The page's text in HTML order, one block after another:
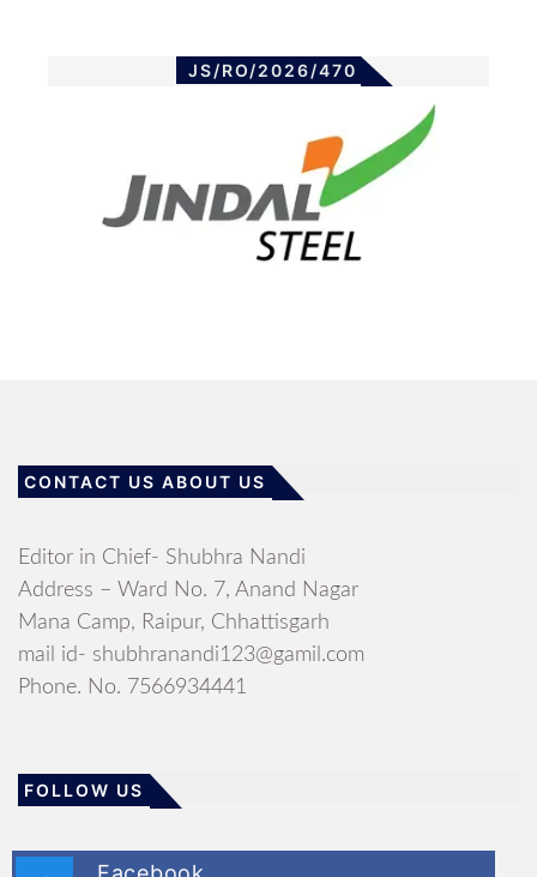
JS/RO/2026/470
CONTACT US ABOUT US
Editor in Chief- Shubhra Nandi
Address – Ward No. 7, Anand Nagar
Mana Camp, Raipur, Chhattisgarh
mail id- shubhranandi123@gamil.com
Phone. No. 7566934441
FOLLOW US